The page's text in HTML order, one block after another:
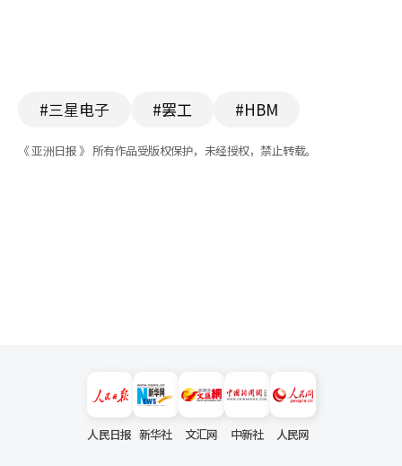
#三星电子 #罢工 #HBM
《 亚洲日报 》 所有作品受版权保护，未经授权，禁止转载。
人民日报 新华社 文汇网 中新社 人民网